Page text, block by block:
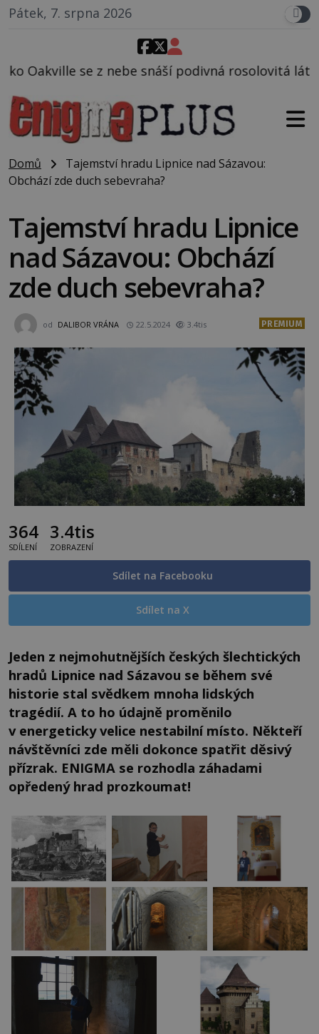
Pátek, 7. srpna 2026
podivná rosolovitá látka neznámého původu.
Domů
Tajemství hradu Lipnice nad Sázavou:
Obchází zde duch sebevraha?
Tajemství hradu Lipnice
nad Sázavou: Obchází
zde duch sebevraha?
od DALIBOR VRÁNA 22.5.2024 3.4tis PREMIUM
364
SDÍLENÍ
3.4tis
ZOBRAZENÍ
Sdílet na Facebooku
Sdílet na X
Jeden z nejmohutnějších českých šlechtických
hradů Lipnice nad Sázavou se během své
historie stal svědkem mnoha lidských
tragédií. A to ho údajně proměnilo
v energeticky velice nestabilní místo. Někteří
návštěvníci zde měli dokonce spatřit děsivý
přízrak. ENIGMA se rozhodla záhadami
opředený hrad prozkoumat!